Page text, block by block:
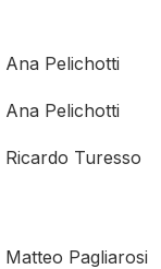
Ana Pelichotti
Ana Pelichotti
Ricardo Turesso
Matteo Pagliarosi